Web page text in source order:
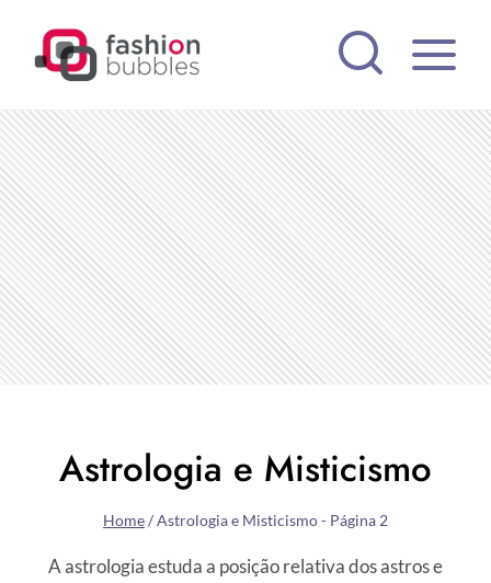
Astrologia e Misticismo
Home/Astrologia e Misticismo- Página 2
A astrologia estuda a posição relativa dos astros e